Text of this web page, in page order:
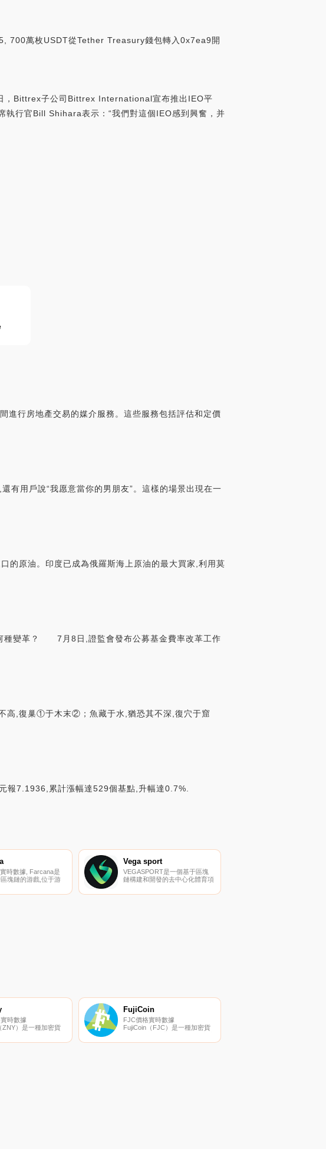
700萬枚USDT從Tether Treasury錢包轉入0x7ea9開
Bittrex子公司Bittrex International宣布推出IEO平
行官Bill Shihara表示：“我們對這個IEO感到興奮，并
進行房地產交易的媒介服務。這些服務包括評估和定價
有用戶說“我愿意當你的男朋友”。這樣的場景出現在一
的原油。印度已成為俄羅斯海上原油的最大買家,利用莫
變革？ 7月8日,證監會發布公募基金費率改革工作
高,復巢①于木末②；魚藏于水,猶恐其不深,復穴于窟
報7.1936,累計漲幅達529個基點,升幅達0.7%.
時數據, Farcana是
塊鏈的游戲,位于游
火星上。在地球資源
Vega sport
VEGASPORT是一個基于區塊
鏈構建和開發的去中心化體育項
需求和總體趨勢。VEGA體育構
時數據
ZNY）是一種加密貨
目前的供應量為
FujiCoin
FJC價格實時數據
FujiCoin（FJC）是一種加密貨
FJC。FujiCoin的電流供應量為